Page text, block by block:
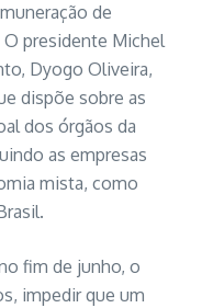
de
presidente Michel
Dyogo Oliveira,
dispõe sobre as
dos órgãos da
as empresas
mista, como
fim de junho, o
impedir que um